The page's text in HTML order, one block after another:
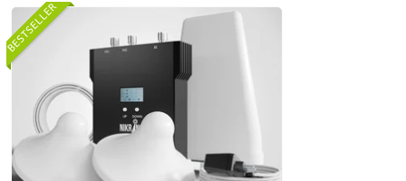
BESTSELLER